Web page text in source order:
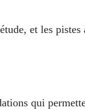
et les pistes
qui